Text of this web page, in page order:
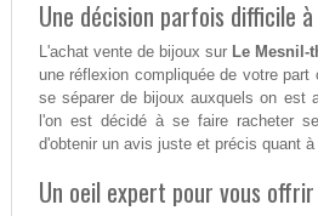
Une décision parfois difficile
L'achat vente de bijoux sur Le Mesnil-
une réflexion compliquée de votre
se séparer de bijoux auxquels on est
l'on est décidé à se faire racheter
d'obtenir un avis juste et précis quant à
Un oeil expert pour vous